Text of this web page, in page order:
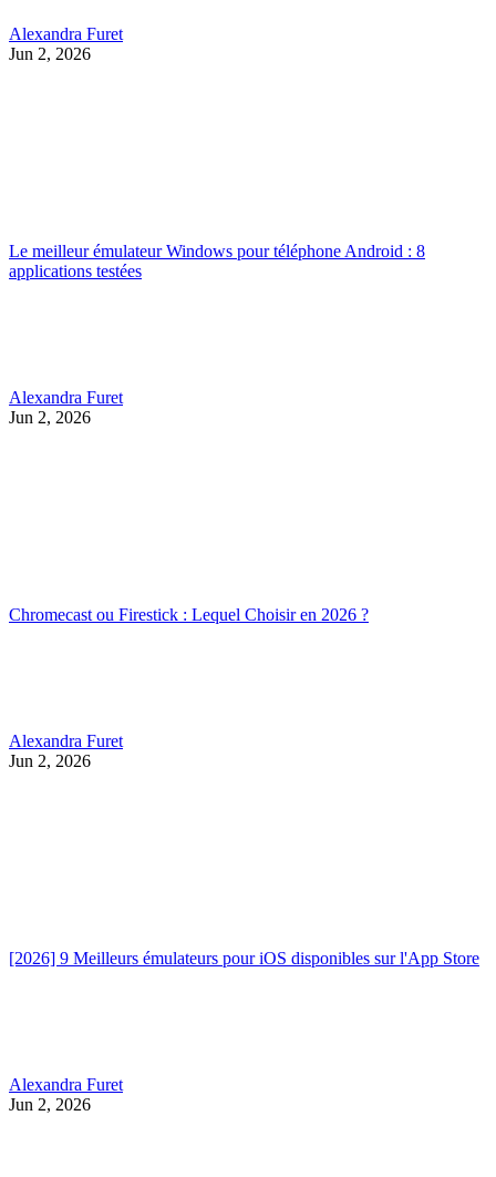
Alexandra Furet
Jun 2, 2026
Le meilleur émulateur Windows pour téléphone Android : 8
applications testées
Alexandra Furet
Jun 2, 2026
Chromecast ou Firestick : Lequel Choisir en 2026 ?
Alexandra Furet
Jun 2, 2026
[2026] 9 Meilleurs émulateurs pour iOS disponibles sur l'App Store
Alexandra Furet
Jun 2, 2026